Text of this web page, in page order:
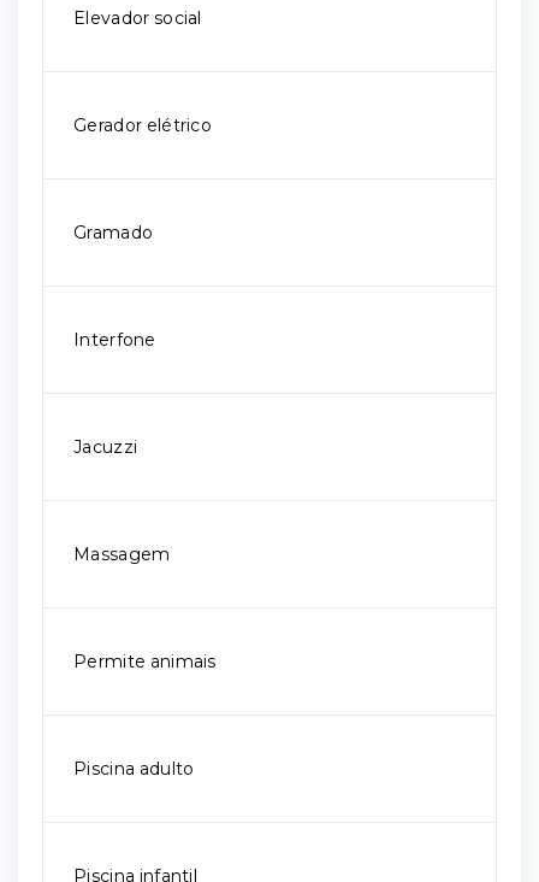
Elevador social
Gerador elétrico
Gramado
Interfone
Jacuzzi
Massagem
Permite animais
Piscina adulto
Piscina infantil